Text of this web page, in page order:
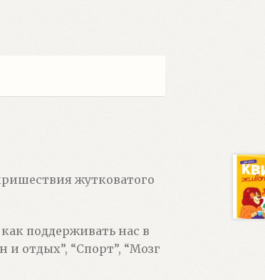
жутковатого
поддерживать нас в
отдых”, “Спорт”, “Мозг